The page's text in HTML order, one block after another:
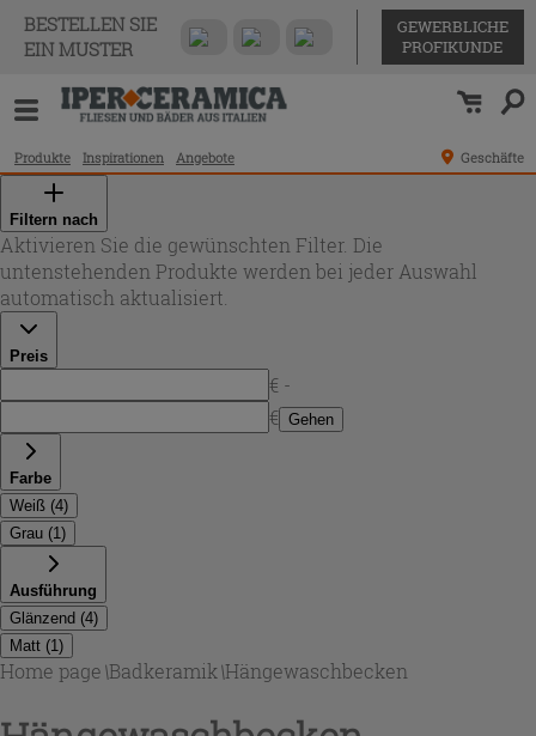
BESTELLEN SIE
EIN MUSTER
GEWERBLICHE
PROFIKUNDE
Produkte Inspirationen Angebote Geschäfte
Filtern nach
Aktivieren Sie die gewünschten Filter. Die
untenstehenden Produkte werden bei jeder Auswahl
automatisch aktualisiert.
Preis
€ -
€ Gehen
Farbe
Weiß (4)
Grau (1)
Ausführung
Glänzend (4)
Matt (1)
Home page\Badkeramik\Hängewaschbecken